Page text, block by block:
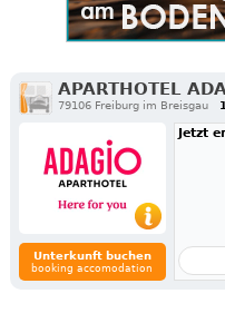
APARTHOTEL
79106 Freiburg im Breisgau
Unterkunft buchen
booking accomodation
Jetzt